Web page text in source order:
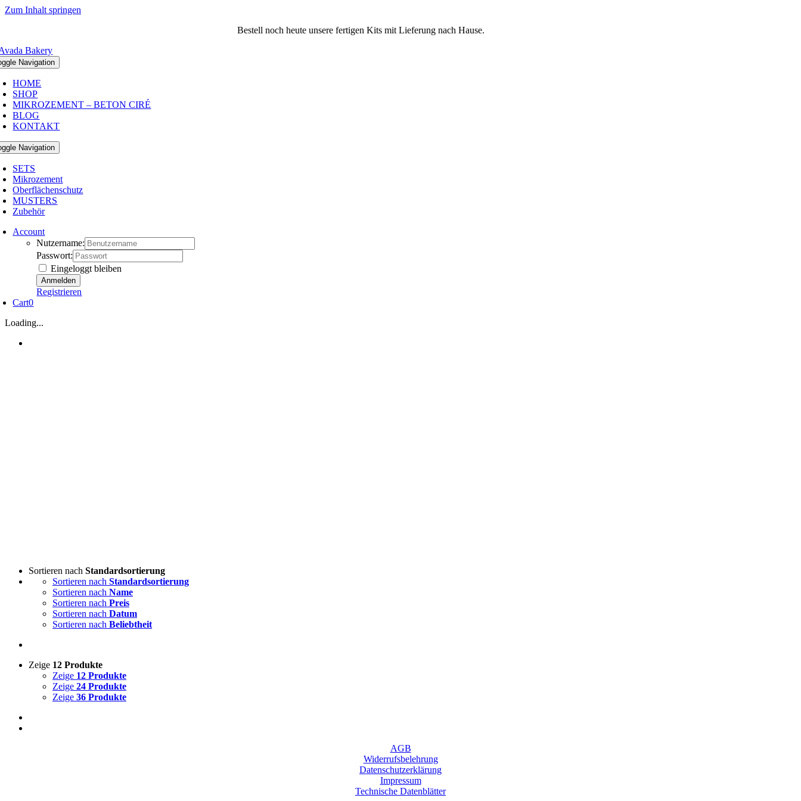
Zum Inhalt springen
Bestell noch heute unsere fertigen Kits mit Lieferung nach Hause.
Navigation
HOME
SHOP
MIKROZEMENT – BETON CIRÉ
BLOG
KONTAKT
Navigation
SETS
Mikrozement
Oberflächenschutz
MUSTERS
Zubehör
Account
Nutzername:
Passwort:
Eingeloggt bleiben
Registrieren
Cart0
Loading...
Sortieren nach Standardsortierung
Sortieren nach Standardsortierung
Sortieren nach Name
Sortieren nach Preis
Sortieren nach Datum
Sortieren nach Beliebtheit
Zeige 12 Produkte
Zeige 12 Produkte
Zeige 24 Produkte
Zeige 36 Produkte
AGB
Widerrufsbelehrung
Datenschutzerklärung
Impressum
Technische Datenblätter